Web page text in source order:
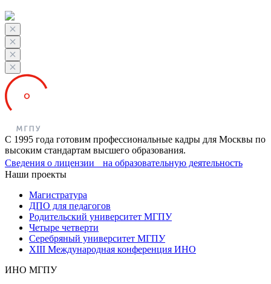
С 1995 года готовим профессиональные кадры для Москвы по
высоким стандартам высшего образования.
Сведения о лицензии на образовательную деятельность
Наши проекты
Магистратура
ДПО для педагогов
Родительский университет МГПУ
Четыре четверти
Серебряный университет МГПУ
XIII Международная конференция ИНО
ИНО МГПУ